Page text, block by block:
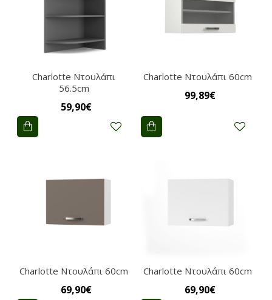
Charlotte Nτουλάπι
56.5cm
59,90€
Charlotte Nτουλάπι 60cm
99,89€
Charlotte Nτουλάπι 60cm
69,90€
Charlotte Nτουλάπι 60cm
69,90€